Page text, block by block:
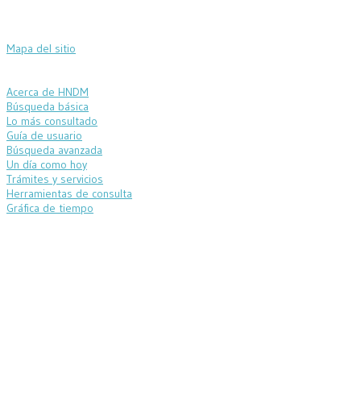
Mapa del sitio
Acerca de HNDM
Búsqueda básica
Lo más consultado
Guía de usuario
Búsqueda avanzada
Un día como hoy
Trámites y servicios
Herramientas de consulta
Gráfica de tiempo